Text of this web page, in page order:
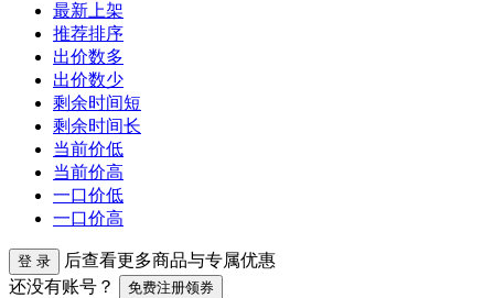
最新上架
推荐排序
出价数多
出价数少
剩余时间短
剩余时间长
当前价低
当前价高
一口价低
一口价高
登 录
后查看更多商品与专属优惠
还没有账号？
免费注册领券